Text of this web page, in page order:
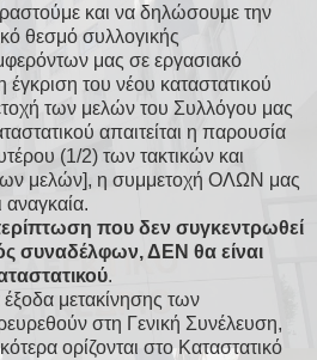
και να δηλώσουμε την
θεσμό συλλογικής
μας σε εργασιακό
του νέου καταστατικού
των μελών του Συλλόγου μας
απαιτείται η παρουσία
(1/2) των τακτικών και
μελών], η συμμετοχή ΟΛΩΝ μας
αναγκαία.
που δεν συγκεντρωθεί
συναδέλφων, ΔΕΝ θα είναι
.
μετακίνησης των
στη Γενική Συνέλευση,
ορίζονται στο Καταστατικό